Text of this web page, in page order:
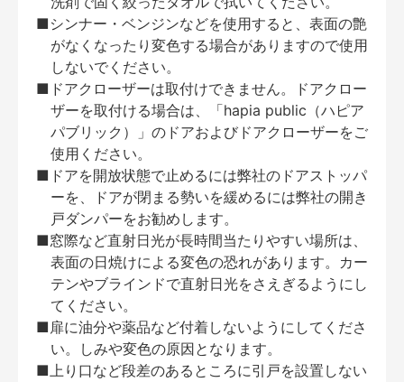
■シンナー・ベンジンなどを使用すると、表面の艶
がなくなったり変色する場合がありますので使用
しないでください。
■ドアクローザーは取付けできません。ドアクロー
ザーを取付ける場合は、「hapia public（ハピア
パブリック）」のドアおよびドアクローザーをご
使用ください。
■ドアを開放状態で止めるには弊社のドアストッパ
ーを、ドアが閉まる勢いを緩めるには弊社の開き
戸ダンパーをお勧めします。
■窓際など直射日光が長時間当たりやすい場所は、
表面の日焼けによる変色の恐れがあります。カー
テンやブラインドで直射日光をさえぎるようにし
てください。
■扉に油分や薬品など付着しないようにしてくださ
い。しみや変色の原因となります。
■上り口など段差のあるところに引戸を設置しない